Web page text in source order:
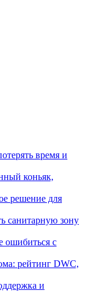
время и
коньяк,
решение для
санитарную зону
ошибиться с
рейтинг DWC,
и